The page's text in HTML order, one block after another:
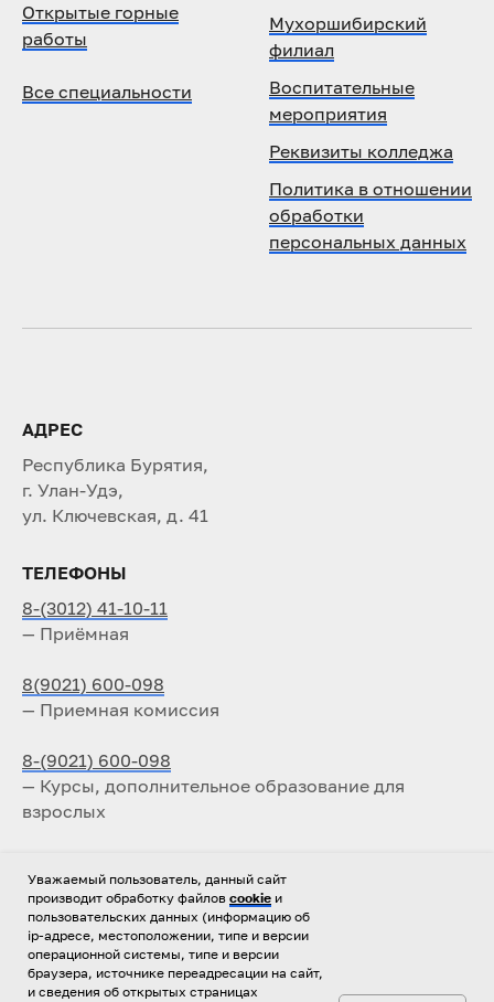
Уважаемый пользователь, данный сайт
производит обработку файлов cookie и
пользовательских данных (информацию об
ip-адресе, местоположении, типе и версии
операционной системы, типе и версии
браузера, источнике переадресации на сайт,
и сведения об открытых страницах
Открытые горные
работы
Все специальности
Мухоршибирский
филиал
Воспитательные
мероприятия
Реквизиты колледжа
Политика в отношении
обработки
персональных данных
АДРЕС
Республика Бурятия,
г. Улан-Удэ,
ул. Ключевская, д. 41
ТЕЛЕФОНЫ
8-(3012) 41-10-11
— Приёмная
8(9021) 600-098
— Приемная комиссия
8-(9021) 600-098
— Курсы, дополнительное образование для
взрослых
ТЕЛЕФОН (ФАКС):
8 (3012) 41-10-11
— Директор (приемная)
E-MAIL: